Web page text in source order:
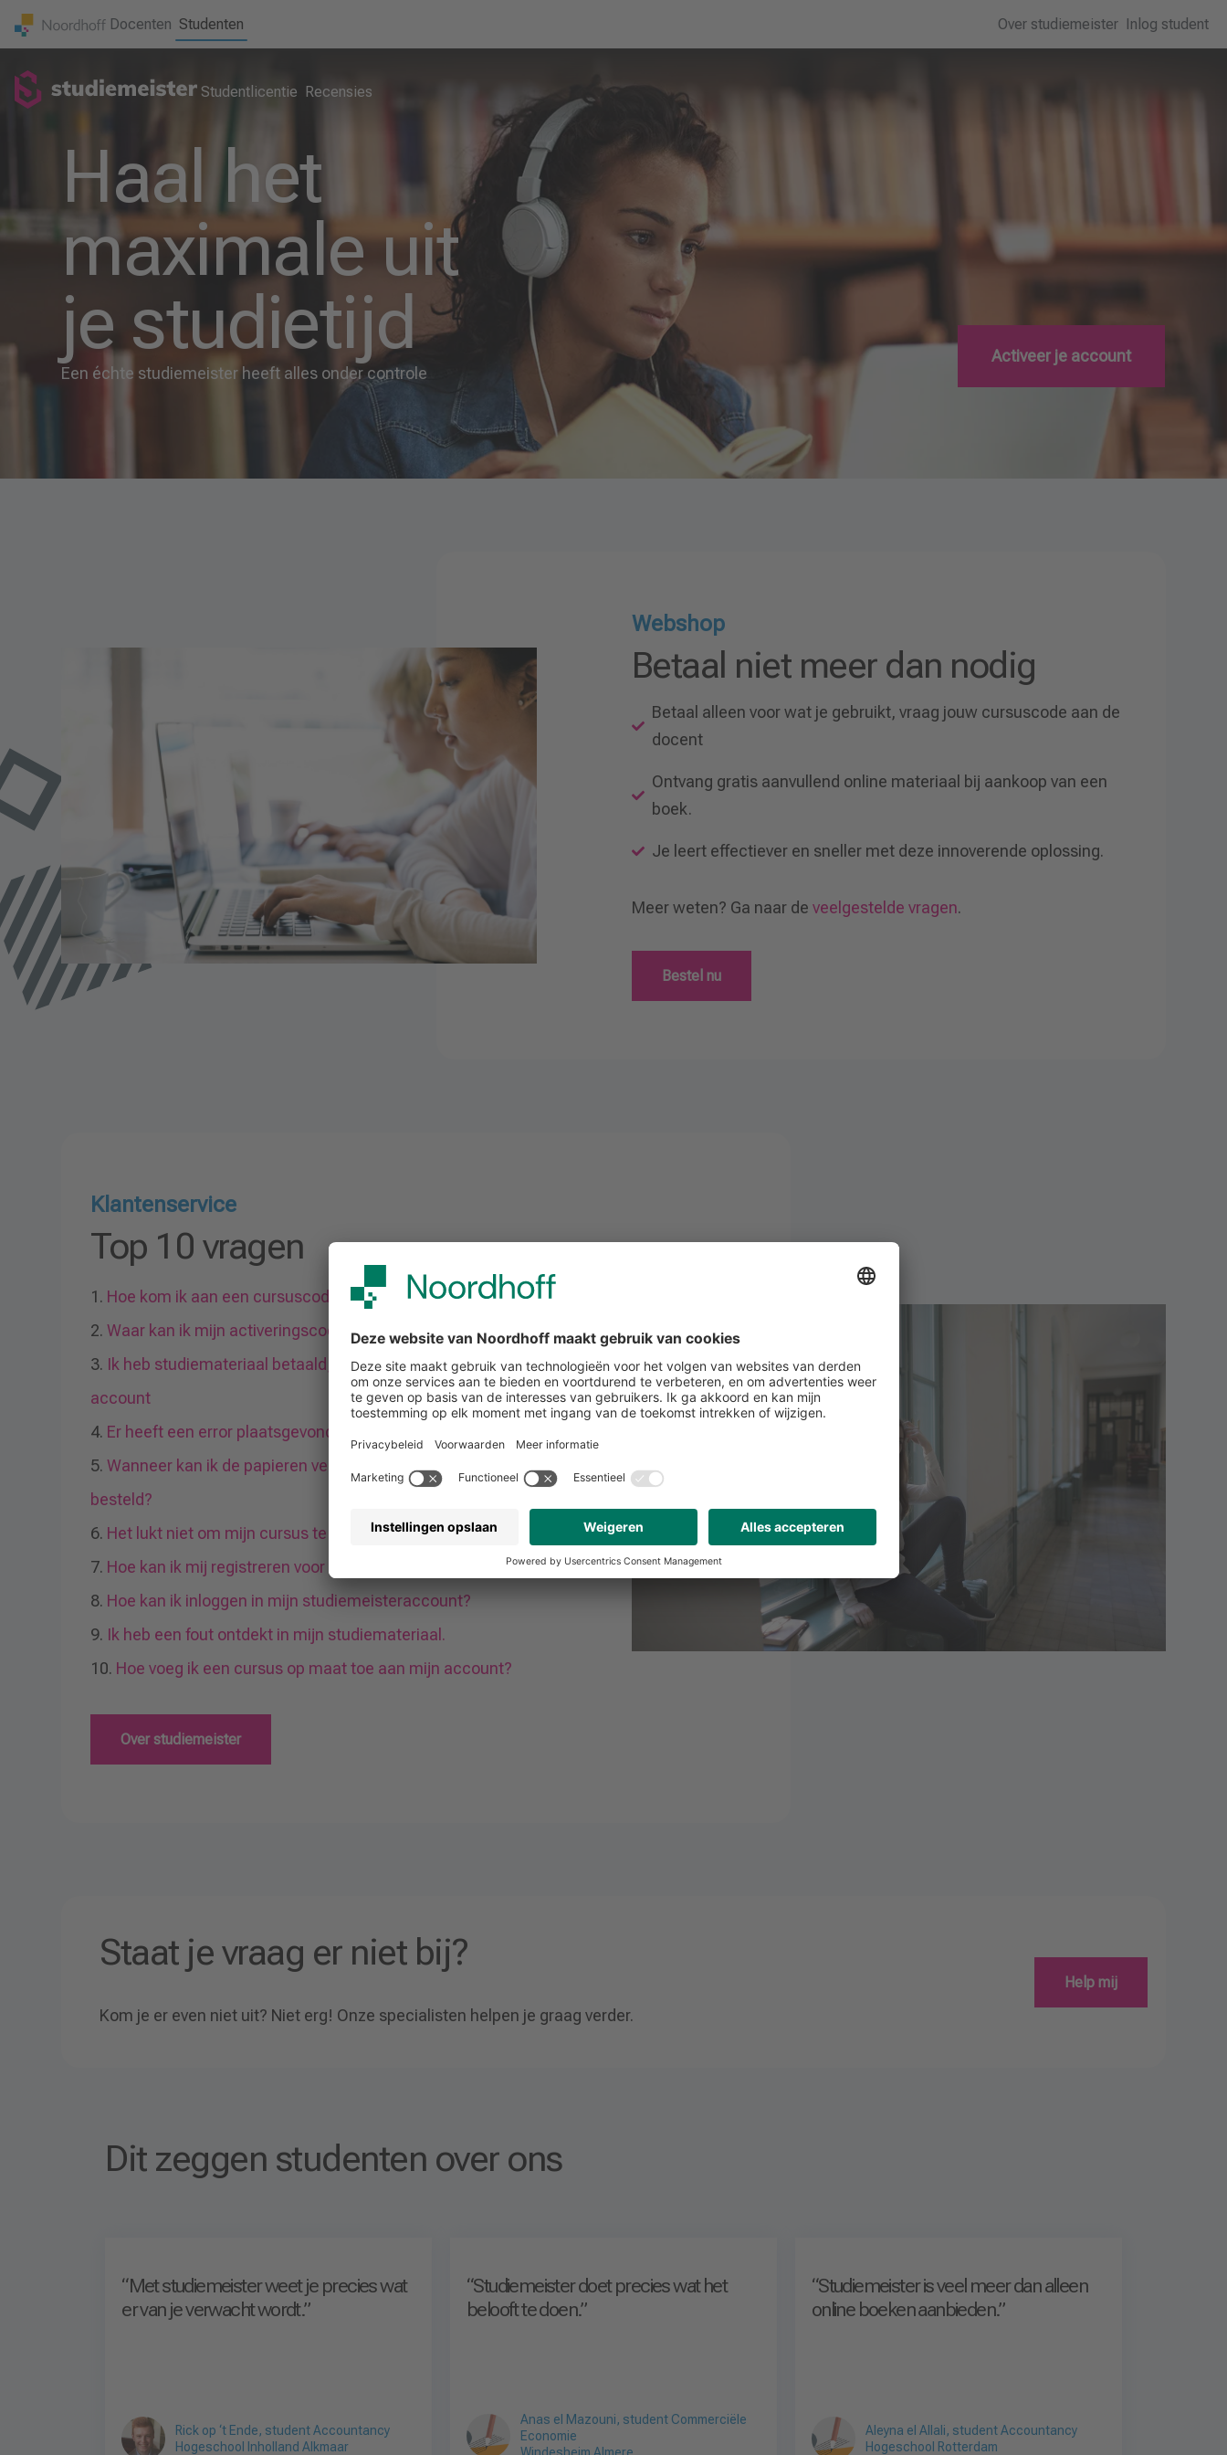
Docenten Studenten Over studiemeister Inlog student
Studentlicentie Recensies
Haal het
maximale uit
je studietijd
Een échte studiemeister heeft alles onder controle
Activeer je account
Webshop
Betaal niet meer dan nodig
Betaal alleen voor wat je gebruikt, vraag jouw cursuscode aan de
docent
Ontvang gratis aanvullend online materiaal bij aankoop van een
boek.
Je leert effectiever en sneller met deze innoverende oplossing.
Meer weten? Ga naar de veelgestelde vragen.
Bestel nu
Klantenservice
Top 10 vragen
Hoe kom ik aan een cursuscode?
Waar kan ik mijn activeringscode voor extra materiaal invullen?
Ik heb studiemateriaal betaald, maar dit is niet zichtbaar in mijn
account
Er heeft een error plaatsgevonden in mijn studiemateriaal
Wanneer kan ik de papieren versie verwachten, nadat ik deze heb
besteld?
Het lukt niet om mijn cursus te bestellen, wat nu?
Hoe kan ik mij registreren voor studiemeister?
Hoe kan ik inloggen in mijn studiemeisteraccount?
Ik heb een fout ontdekt in mijn studiemateriaal.
Hoe voeg ik een cursus op maat toe aan mijn account?
Over studiemeister
Staat je vraag er niet bij?
Kom je er even niet uit? Niet erg! Onze specialisten helpen je graag verder.
Help mij
Dit zeggen studenten over ons
“Met studiemeister weet je precies wat
er van je verwacht wordt.”
Rick op ‘t Ende, student Accountancy
Hogeschool Inholland Alkmaar
.
“Studiemeister doet precies wat het
belooft te doen.”
Anas el Mazouni, student Commerciële
Economie
.
“Studiemeister is veel meer dan alleen
online boeken aanbieden.”
Aleyna el Allali, student Accountancy
Hogeschool Rotterdam
.